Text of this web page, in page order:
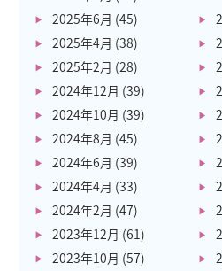
2025年6月 (45)
2025年4月 (38)
2025年2月 (28)
2024年12月 (39)
2024年10月 (39)
2024年8月 (45)
2024年6月 (39)
2024年4月 (33)
2024年2月 (47)
2023年12月 (61)
2023年10月 (57)